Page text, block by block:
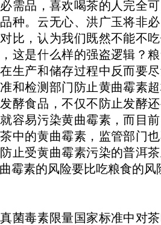
需品，喜欢喝茶的人完全
种。云无心、洪广玉将非
比，认为我们既然不能不
这是什么样的强盗逻辑？
生产和储存过程中反而要
和检测部门防止黄曲霉素
酵食品，不仅不防止发酵
容易污染黄曲霉素，而目
中的黄曲霉素，监管部门
止受黄曲霉素污染的普洱
霉素的风险要比吃粮食的风
菌毒素限量国家标准中对